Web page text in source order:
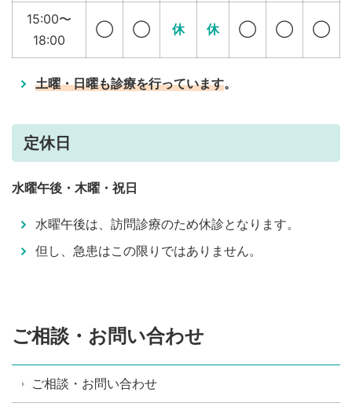
15:00〜
18:00
◯ ◯ 休 休 ◯ ◯ ◯
土曜・日曜も診療を行っています。
定休日
水曜午後・木曜・祝日
水曜午後は、訪問診療のため休診となります。
但し、急患はこの限りではありません。
ご相談・お問い合わせ
ご相談・お問い合わせ